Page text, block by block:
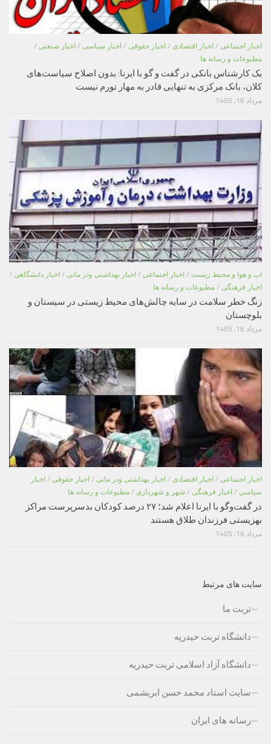
اخبار اجتماعی / اخبار اقتصادی / اخبار حقوقی / اخبار سیاسی / اخبار صنعتی /
مطبوعات و رسانه ها
یک کارشناس بانکی در گفت و گو با ایرنا: بدون اصلاح سیاست‌های
کلان، بانک مرکزی به تنهایی قادر به مهار تورم نیست
مرداد 16, 1405
اب و هوا و محیط زیست / اخبار اجتماعی / اخبار بهداشتی ودر مانی / اخبار دانشگاهی /
اخبار فرهنگی / مطبوعات و رسانه ها
زنگ خطر سلامت در سایه چالش‌های محیط زیستی در سیستان و
بلوچستان
مرداد 16, 1405
اخبار اجتماعی / اخبار اقتصادی / اخبار بهداشتی ودر مانی / اخبار حقوقی / اخبار
سیاسی / اخبار فرهنگی / شهر و شهرداری / مطبوعات و رسانه ها
در گفت‌وگو با ایرنا اعلام شد؛ ۲۷ درصد کودکان بدسرپرست مراکز
بهزیستی فرزندان طلاق هستند
مرداد 16, 1405
سایت های مرتبط
تربت ما
دانشگاه تربت حیدریه
دانشگاه آزاد اسلامی تربت حیدریه
سایت استاد محمد حسن ابریشمی
رسانه های ایران